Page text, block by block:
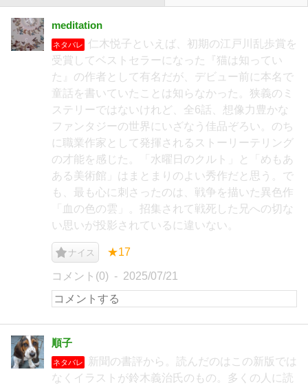
meditation
ネタバレ
仁木悦子といえば、初期の江戸川乱歩賞を
受賞してベストセラーになった『猫は知ってい
た』の作者として有名だが、デビュー前に本名で
童話を書いていたことは知らなかった。狭義のミ
ステリーではないけれど、全6話、想像力豊かな
ファンタジーの世界にいざなう佳品ぞろい。のち
に職業作家として発揮されるストーリーテリング
の才能を感じた。「水曜日のクルト」と「めもあ
ある美術館」はまとまりのよい秀作だと思う。で
も、最も心に刺さったのは、戦争を描いた異色作
「血の色の雲」。招集されて戦死した兄への切な
い思いが投影されているに違いない。
ナイス ★17
コメント(0) 2025/07/21
順子
ネタバレ
新聞の書評から。読んだのはこの新版では
なくイラストが鈴木義治氏のもの。多くの人に読